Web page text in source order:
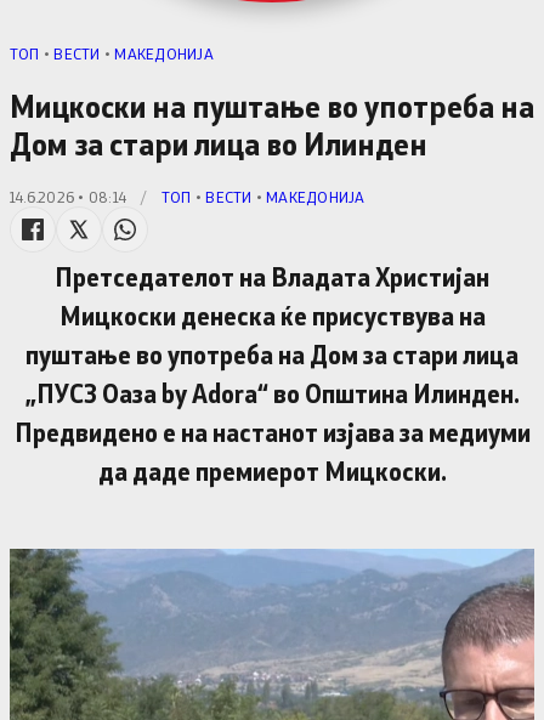
TОП •ВЕСТИ •МАКЕДОНИЈА
Мицкоски на пуштање во употреба на
Дом за стари лица во Илинден
14.6.2026 • 08:14 / TОП •ВЕСТИ •МАКЕДОНИЈА
Претседателот на Владата Христијан
Мицкоски денеска ќе присуствува на
пуштање во употреба на Дом за стари лица
„ПУСЗ Оаза by Adora“ во Општина Илинден.
Предвидено е на настанот изјава за медиуми
да даде премиерот Мицкоски.